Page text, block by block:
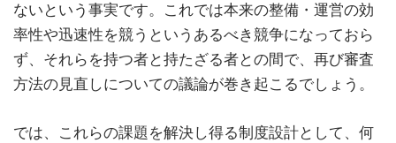
ないという事実です。これでは本来の整備・運営の効
率性や迅速性を競うというあるべき競争になっておら
ず、それらを持つ者と持たざる者との間で、再び審査
方法の見直しについての議論が巻き起こるでしょう。
では、これらの課題を解決し得る制度設計として、何